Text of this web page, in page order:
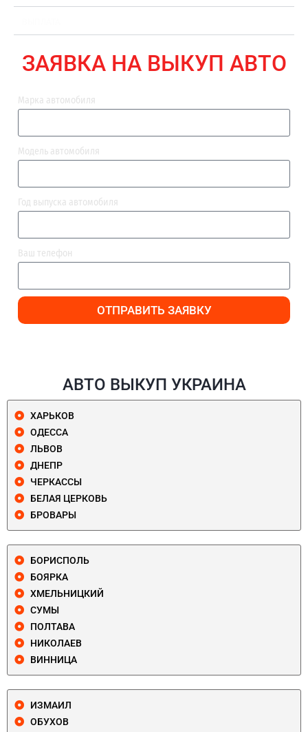
ЗАЯВКА НА ВЫКУП АВТО
Марка автомобиля
Модель автомобиля
Год выпуска автомобиля
Ваш телефон
ОТПРАВИТЬ ЗАЯВКУ
АВТО ВЫКУП УКРАИНА
ХАРЬКОВ
ОДЕССА
ЛЬВОВ
ДНЕПР
ЧЕРКАССЫ
БЕЛАЯ ЦЕРКОВЬ
БРОВАРЫ
БОРИСПОЛЬ
БОЯРКА
ХМЕЛЬНИЦКИЙ
СУМЫ
ПОЛТАВА
НИКОЛАЕВ
ВИННИЦА
ИЗМАИЛ
ОБУХОВ